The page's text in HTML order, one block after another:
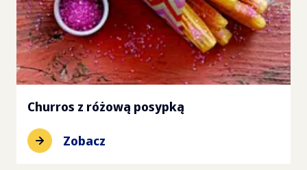
Churros z różową posypką
Zobacz